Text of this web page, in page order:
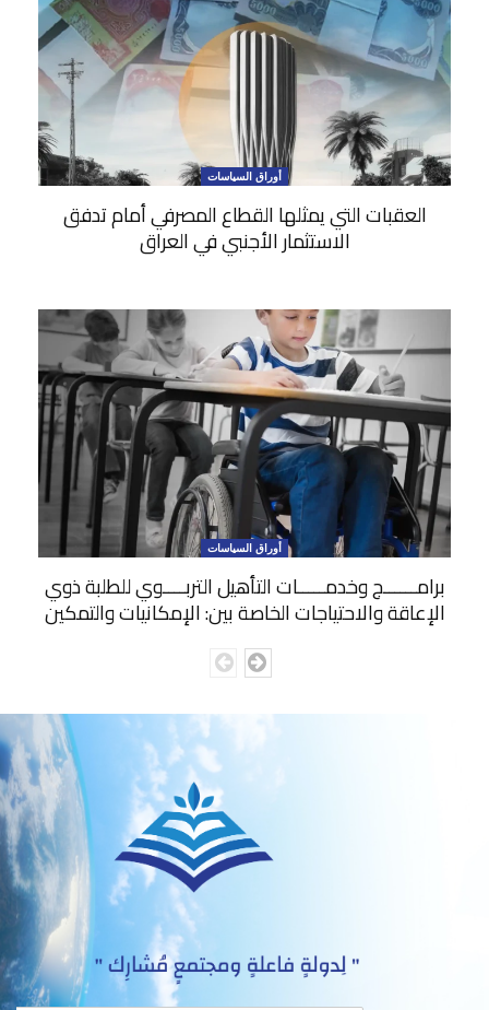
أوراق السياسات
العقبات التي يمثلها القطاع المصرفي أمام تدفق
الاستثمار الأجنبي في العراق
أوراق السياسات
برامــــــج وخدمـــــات التأهيل التربــــوي للطلبة ذوي
الإعاقة والاحتياجات الخاصة بين: الإمكانيات والتمكين